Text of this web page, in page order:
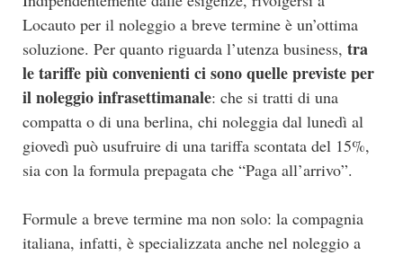
Locauto per il noleggio a breve termine è un’ottima
soluzione. Per quanto riguarda l’utenza business, tra
le tariffe più convenienti ci sono quelle previste per
il noleggio infrasettimanale: che si tratti di una
compatta o di una berlina, chi noleggia dal lunedì al
giovedì può usufruire di una tariffa scontata del 15%,
sia con la formula prepagata che “Paga all’arrivo”.
Formule a breve termine ma non solo: la compagnia
italiana, infatti, è specializzata anche nel noleggio a